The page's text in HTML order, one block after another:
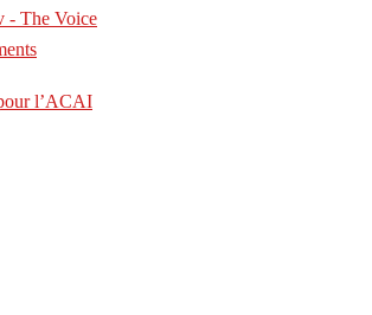
- The Voice
l’ACAI